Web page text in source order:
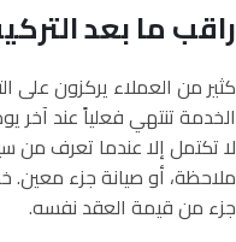
راقب ما بعد
كثير من العملاء يركزون على
الخدمة تنتهي فعلياً عند آخر
لا تكتمل إلا عندما تعرف من
ملاحظة، أو صيانة جزء معين.
جزء من قيمة العقد نفسه.